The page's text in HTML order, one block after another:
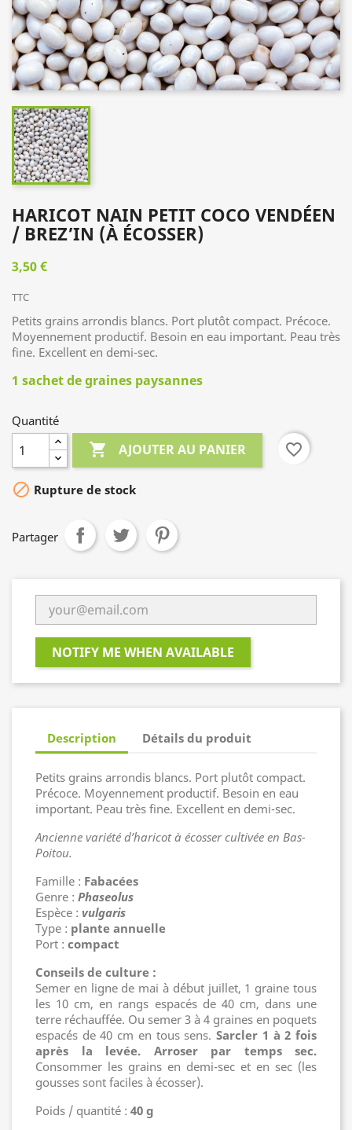
HARICOT NAIN PETIT COCO VENDÉEN
/ BREZ’IN (À ÉCOSSER)
3,50 €
TTC
Petits grains arrondis blancs. Port plutôt compact. Précoce.
Moyennement productif. Besoin en eau important. Peau très
fine. Excellent en demi-sec.
1 sachet de graines paysannes
Quantité
 AJOUTER AU PANIER favorite_border
 Rupture de stock
Partager
NOTIFY ME WHEN AVAILABLE
Description Détails du produit
Petits grains arrondis blancs. Port plutôt compact.
Précoce. Moyennement productif. Besoin en eau
important. Peau très fine. Excellent en demi-sec.
Ancienne variété d’haricot à écosser cultivée en Bas-
Poitou.
Famille : Fabacées
Genre : Phaseolus
Espèce : vulgaris
Type : plante annuelle
Port : compact
Conseils de culture :
Semer en ligne de mai à début juillet, 1 graine tous
les 10 cm, en rangs espacés de 40 cm, dans une
terre réchauffée. Ou semer 3 à 4 graines en poquets
espacés de 40 cm en tous sens.Sarcler 1 à 2 fois
après la levée. Arroser par temps sec.
Consommer les grains en demi-sec et en sec (les
gousses sont faciles à écosser).
Poids / quantité : 40 g